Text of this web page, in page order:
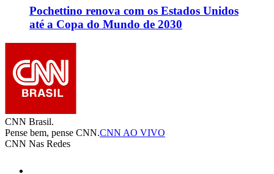
Pochettino renova com os Estados Unidos
até a Copa do Mundo de 2030
CNN Brasil.
Pense bem, pense CNN.CNN AO VIVO
CNN Nas Redes